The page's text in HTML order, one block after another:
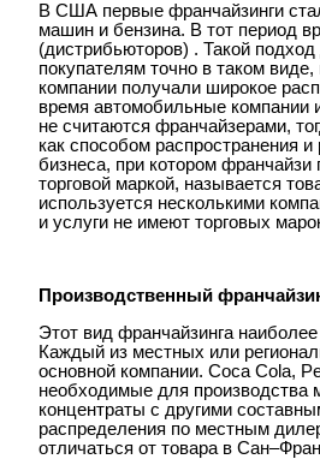
В США первые франчайзинги
машин и бензина. В тот период
(дистрибьюторов) . Такой
покупателям точно в таком
компании получали широкое
время автомобильные компании
не считаются франчайзерами,
как способом распространения
бизнеса, при котором
торговой маркой, называется
используется несколькими
и услуги не имеют торговых
Производственный
Этот вид франчайзинга
Каждый из местных или
основной компании. Coca Cola,
необходимые для
концентраты с другими
распределения по местным
отличаться от товара в